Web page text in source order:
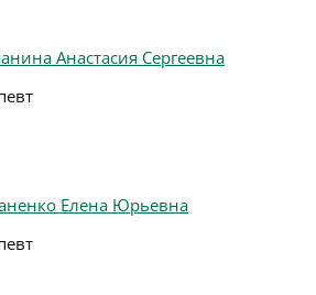
Анастасия Сергеевна
Елена Юрьевна